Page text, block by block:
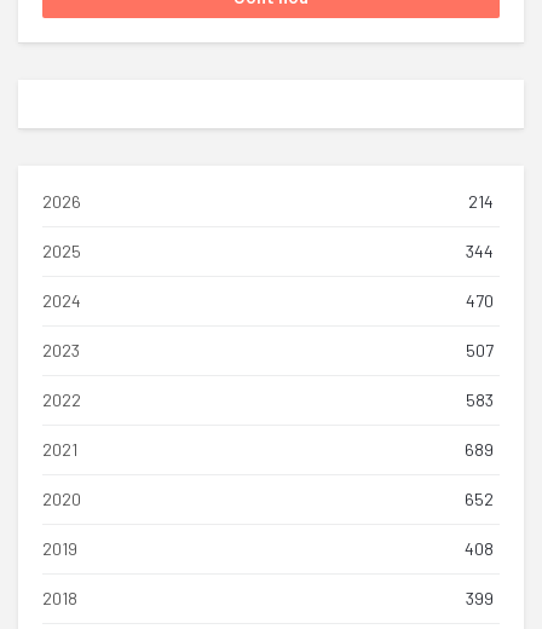
2026 214
2025 344
2024 470
2023 507
2022 583
2021 689
2020 652
2019 408
2018 399